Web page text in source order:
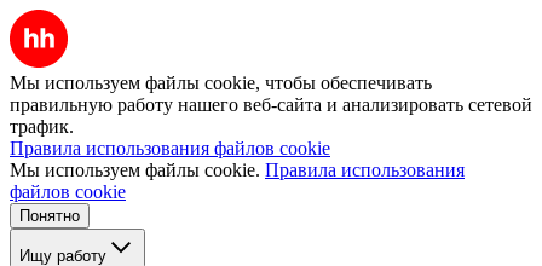
Мы используем файлы cookie, чтобы обеспечивать
правильную работу нашего веб-сайта и анализировать сетевой
трафик.
Правила использования файлов cookie
Мы используем файлы cookie. Правила использования
файлов cookie
Понятно
Ищу работу